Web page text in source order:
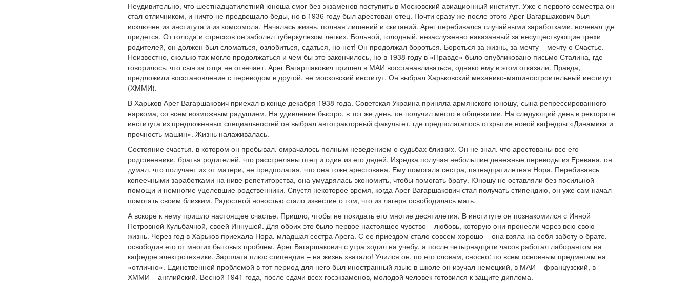
Неудивительно, что шестнадцатилетний юноша смог без экзаменов поступить в Московский авиационный институт. Уже с первого семестра он
стал отличником, и ничто не предвещало беды, но в 1936 году был арестован отец. Почти сразу же после этого Арег Вагаршакович был
исключен из института и из комсомола. Началась жизнь, полная лишений и скитаний. Арег перебивался случайными заработками, ночевал где
придется. От голода и стрессов он заболел туберкулезом легких. Больной, голодный, незаслуженно наказанный за несуществующие грехи
родителей, он должен был сломаться, озлобиться, сдаться, но нет! Он продолжал бороться. Бороться за жизнь, за мечту – мечту о Счастье.
Неизвестно, сколько так могло продолжаться и чем бы это закончилось, но в 1938 году в «Правде» было опубликовано письмо Сталина, где
говорилось, что сын за отца не отвечает. Арег Вагаршакович пришел в МАИ восстанавливаться, однако ему в этом отказали. Правда,
предложили восстановление с переводом в другой, не московский институт. Он выбрал Харьковский механико-машиностроительный институт
(ХММИ).
В Харьков Арег Вагаршакович приехал в конце декабря 1938 года. Советская Украина приняла армянского юношу, сына репрессированного
наркома, со всем возможным радушием. На удивление быстро, в тот же день, он получил место в общежитии. На следующий день в ректорате
института из предложенных специальностей он выбрал автотракторный факультет, где предполагалось открытие новой кафедры «Динамика и
прочность машин». Жизнь налаживалась.
Состояние счастья, в котором он пребывал, омрачалось полным неведением о судьбах близких. Он не знал, что арестованы все его
родственники, братья родителей, что расстреляны отец и один из его дядей. Изредка получая небольшие денежные переводы из Еревана, он
думал, что получает их от матери, не предполагая, что она тоже арестована. Ему помогала сестра, пятнадцатилетняя Нора. Перебиваясь
копеечными заработками на ниве репетиторства, она умудрялась экономить, чтобы помогать брату. Юношу не оставляли без посильной
помощи и немногие уцелевшие родственники. Спустя некоторое время, когда Арег Вагаршакович стал получать стипендию, он уже сам начал
помогать своим близким. Радостной новостью стало известие о том, что из лагеря освободилась мать.
А вскоре к нему пришло настоящее счастье. Пришло, чтобы не покидать его многие десятилетия. В институте он познакомился с Инной
Петровной Кульбачной, своей Иннушей. Для обоих это было первое настоящее чувство – любовь, которую они пронесли через всю свою
жизнь. Через год в Харьков приехала Нора, младшая сестра Арега. С ее приездом стало совсем хорошо – она взяла на себя заботу о брате,
освободив его от многих бытовых проблем. Арег Вагаршакович с утра ходил на учебу, а после четырнадцати часов работал лаборантом на
кафедре электротехники. Зарплата плюс стипендия – на жизнь хватало! Учился он, по его словам, сносно: по всем основным предметам на
«отлично». Единственной проблемой в тот период для него был иностранный язык: в школе он изучал немецкий, в МАИ – французский, в
ХММИ – английский. Весной 1941 года, после сдачи всех госэкзаменов, молодой человек готовился к защите диплома.